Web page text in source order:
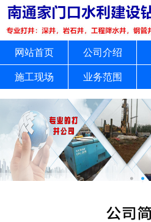
网站首页 公司介绍
施工现场 业务范围